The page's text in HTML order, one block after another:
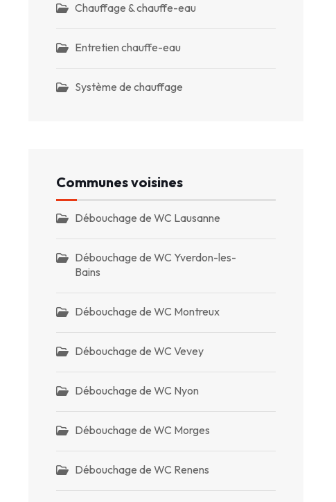
Chauffage & chauffe-eau
Entretien chauffe-eau
Système de chauffage
Communes voisines
Débouchage de WC Lausanne
Débouchage de WC Yverdon-les-
Bains
Débouchage de WC Montreux
Débouchage de WC Vevey
Débouchage de WC Nyon
Débouchage de WC Morges
Débouchage de WC Renens